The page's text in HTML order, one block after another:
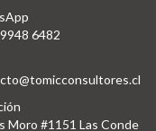
6482
Moro #1151 Las Conde